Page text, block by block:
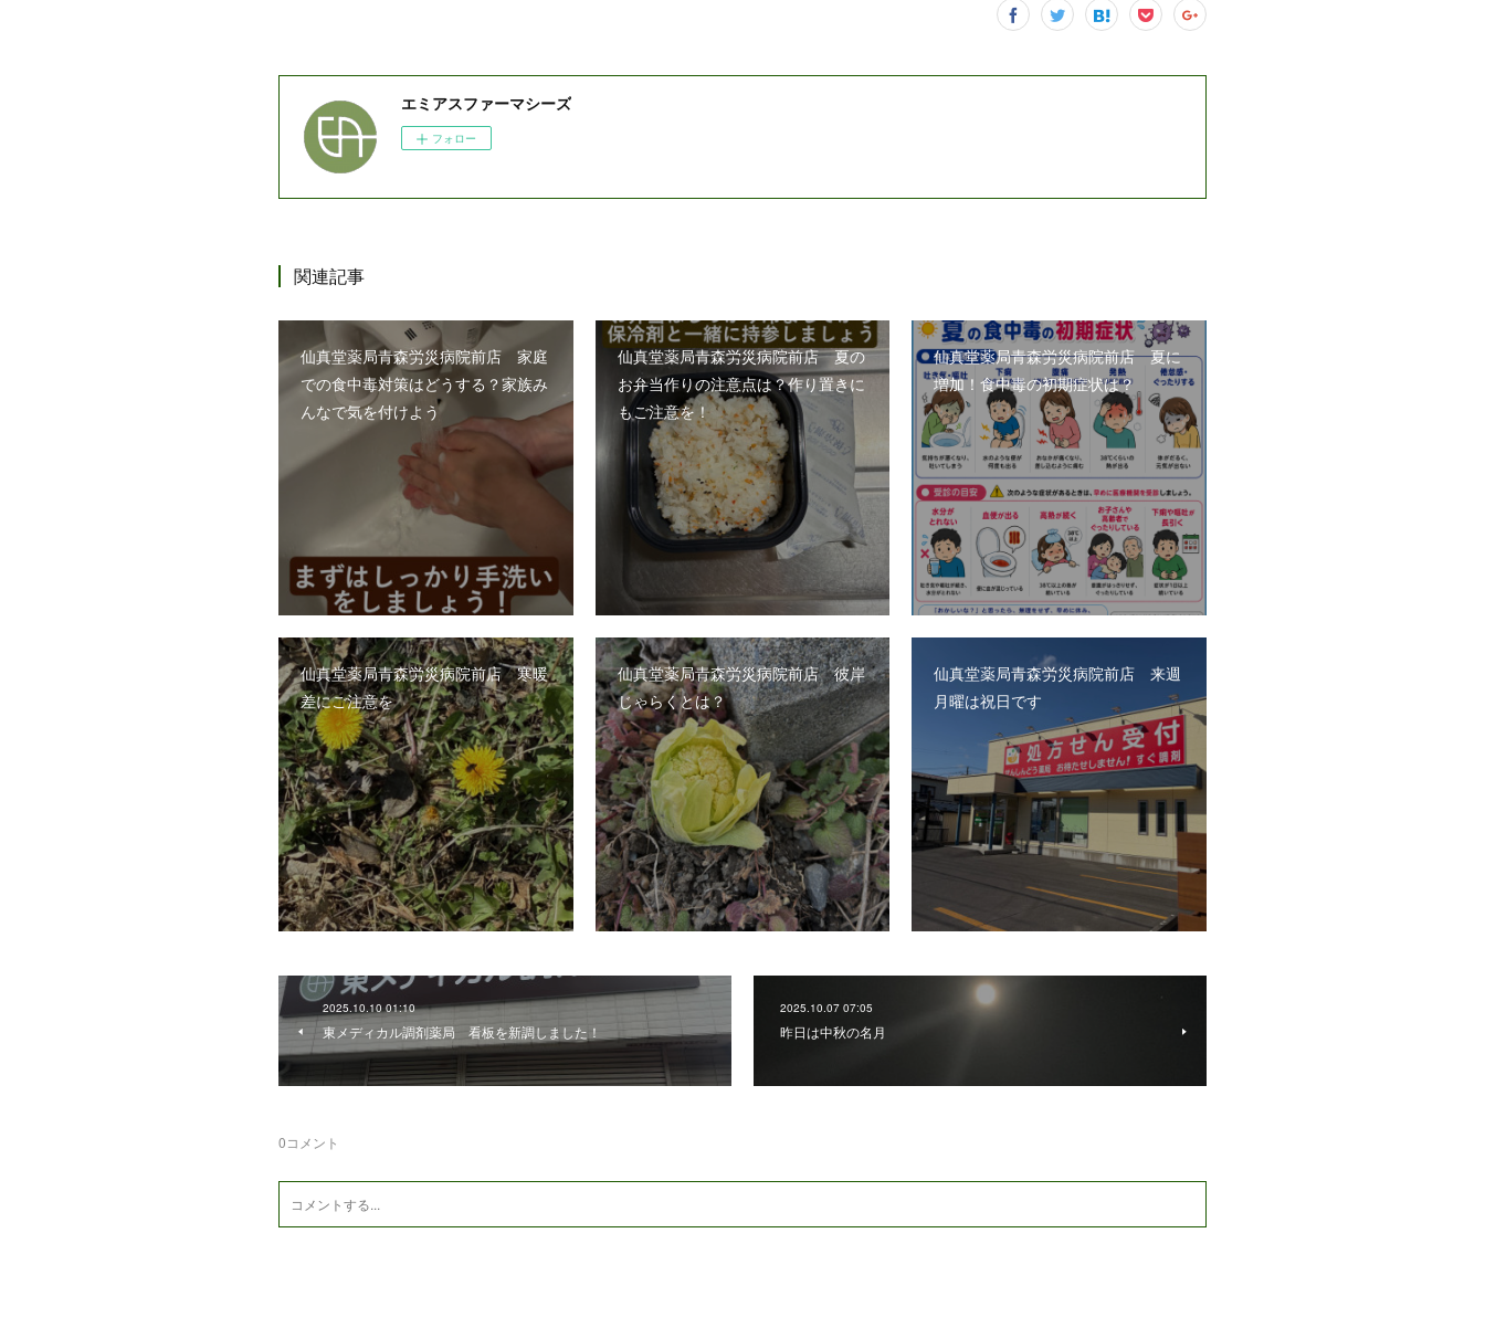
エミアスファーマシーズ
フォロー
関連記事
仙真堂薬局青森労災病院前店 家庭
での食中毒対策はどうする？家族み
んなで気を付けよう
仙真堂薬局青森労災病院前店 夏の
お弁当作りの注意点は？作り置きに
もご注意を！
仙真堂薬局青森労災病院前店 夏に
増加！食中毒の初期症状は？
仙真堂薬局青森労災病院前店 寒暖
差にご注意を
仙真堂薬局青森労災病院前店 彼岸
じゃらくとは？
仙真堂薬局青森労災病院前店 来週
月曜は祝日です
2025.10.10 01:10
東メディカル調剤薬局 看板を新調しました！
2025.10.07 07:05
昨日は中秋の名月
0コメント